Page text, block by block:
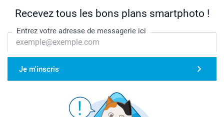
Recevez tous les bons plans smartphoto !
Entrez votre adresse de messagerie ici
Je m'inscris